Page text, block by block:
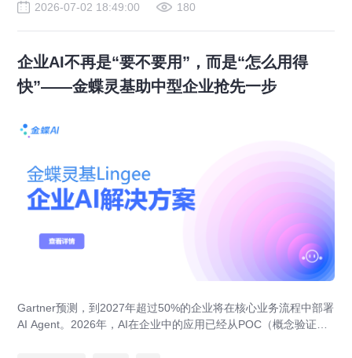
2026-07-02 18:49:00 180
企业AI不再是“要不要用”，而是“怎么用得
快”——金蝶灵基助中型企业抢先一步
Gartner预测，到2027年超过50%的企业将在核心业务流程中部署
AI Agent。2026年，AI在企业中的应用已经从POC（概念验证）